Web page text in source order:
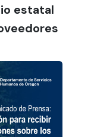
estatal